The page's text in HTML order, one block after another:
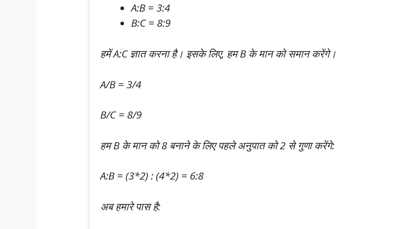
A:B = 3:4
B:C = 8:9
हमें A:C ज्ञात करना है। इसके लिए, हम B के मान को समान करेंगे।
A/B = 3/4
B/C = 8/9
हम B के मान को 8 बनाने के लिए पहले अनुपात को 2 से गुणा करेंगे:
A:B = (3*2) : (4*2) = 6:8
अब हमारे पास है: